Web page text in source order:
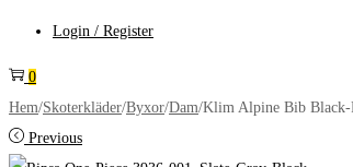
Login / Register
0
Hem/Skoterkläder/Byxor/Dam/Klim Alpine Bib Black-
Previous